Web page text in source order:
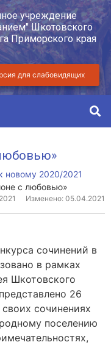
учреждение
Шкотовского
Приморского края
для слабовидящих
новому 2020/2021
с любовью»
Изменено: 05.04.2021
сочинений в
в рамках
Шкотовского
26
сочинениях
поселению